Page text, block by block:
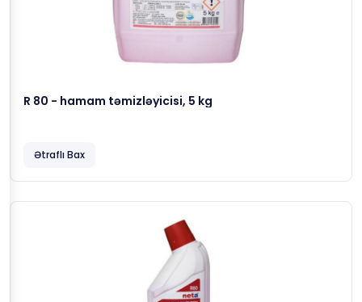
R 80 - hamam təmizləyicisi, 5 kg
Ətraflı Bax